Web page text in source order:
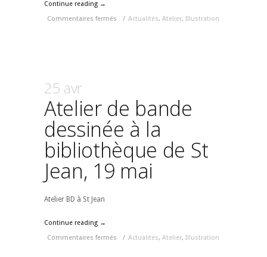
Continue reading →
Commentaires fermés
/ Actualités, Atelier, Illustration
25 avr
Atelier de bande
dessinée à la
bibliothèque de St
Jean, 19 mai
Atelier BD à St Jean
Continue reading →
Commentaires fermés
/ Actualités, Atelier, Illustration